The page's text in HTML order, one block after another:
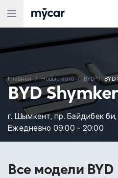
Главная Новые aвто BYD BYD
BYD
г. Шымкент, пр. Байдибек би,
Ежедневно 09:00 - 20:00
Все модели BYD